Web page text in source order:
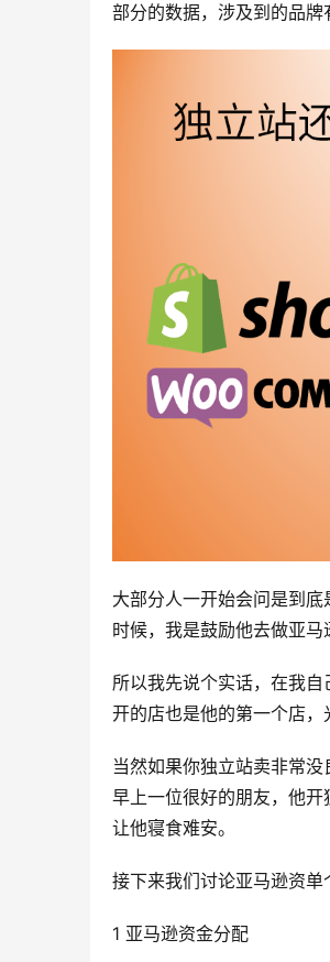
部分的数据，涉及到的品
大部分人一开始会问是到
时候，我是鼓励他去做亚
所以我先说个实话，在我
开的店也是他的第一个店，
当然如果你独立站卖非常
早上一位很好的朋友，他开
让他寝食难安。
接下来我们讨论亚马逊资单
1 亚马逊资金分配